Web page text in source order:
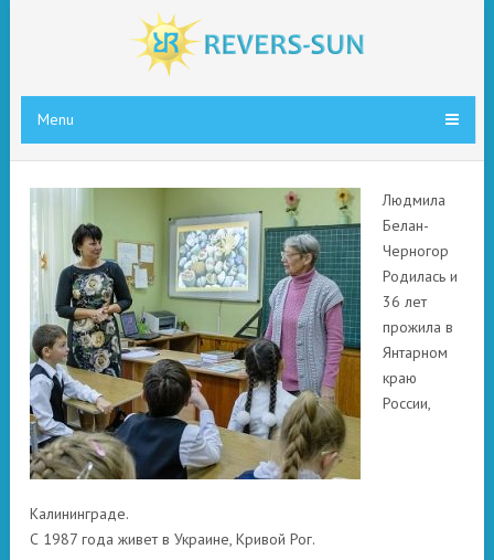
Menu
Людмила
Белан-
Черногор
Родилась и
36 лет
прожила в
Янтарном
краю
России,
Калининграде.
С 1987 года живет в Украине, Кривой Рог.